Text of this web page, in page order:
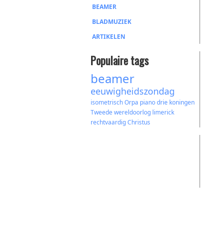
BEAMER
BLADMUZIEK
ARTIKELEN
Populaire tags
beamer
eeuwigheidszondag
isometrischOrpa pianodrie koningen
Tweede wereldoorlog limerick
rechtvaardigChristus